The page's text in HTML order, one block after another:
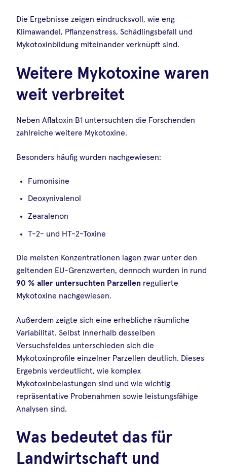
Die Ergebnisse zeigen eindrucksvoll, wie eng
Klimawandel, Pflanzenstress, Schädlingsbefall und
Mykotoxinbildung miteinander verknüpft sind.
Weitere Mykotoxine waren
weit verbreitet
Neben Aflatoxin B1 untersuchten die Forschenden
zahlreiche weitere Mykotoxine.
Besonders häufig wurden nachgewiesen:
Fumonisine
Deoxynivalenol
Zearalenon
T-2- und HT-2-Toxine
Die meisten Konzentrationen lagen zwar unter den
geltenden EU-Grenzwerten, dennoch wurden in rund
90 % aller untersuchten Parzellen regulierte
Mykotoxine nachgewiesen.
Außerdem zeigte sich eine erhebliche räumliche
Variabilität. Selbst innerhalb desselben
Versuchsfeldes unterschieden sich die
Mykotoxinprofile einzelner Parzellen deutlich. Dieses
Ergebnis verdeutlicht, wie komplex
Mykotoxinbelastungen sind und wie wichtig
repräsentative Probenahmen sowie leistungsfähige
Analysen sind.
Was bedeutet das für
Landwirtschaft und